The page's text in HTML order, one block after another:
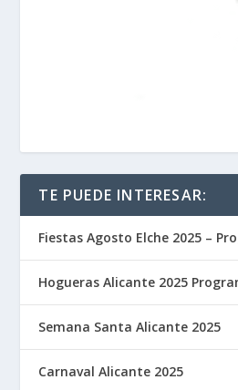
TE PUEDE INTERESAR:
Fiestas Agosto Elche 2025 –
Hogueras Alicante 2025
Semana Santa Alicante 2025
Carnaval Alicante 2025